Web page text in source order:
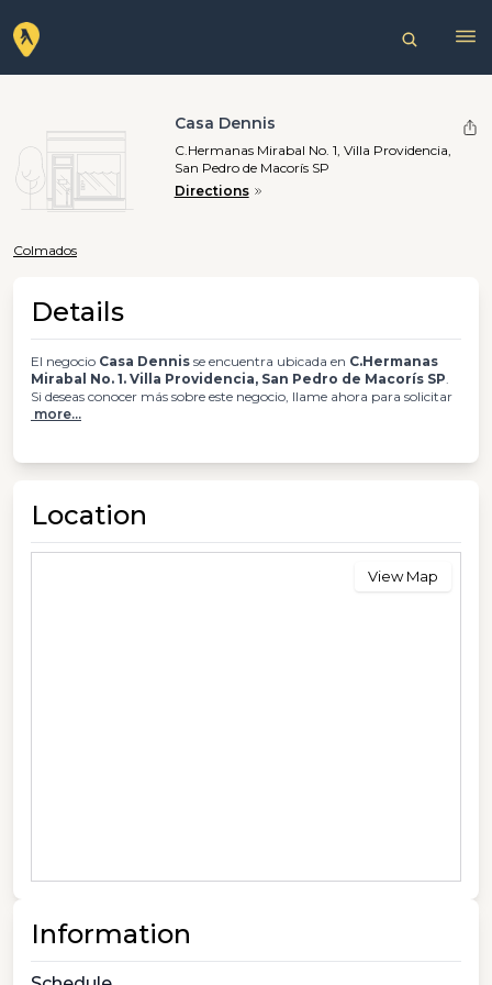
Casa Dennis
C.Hermanas Mirabal No. 1, Villa Providencia,
San Pedro de Macorís SP
Directions
Colmados
Details
El negocio Casa Dennis se encuentra ubicada en C.Hermanas
Mirabal No. 1. Villa Providencia, San Pedro de Macorís SP.
Si deseas conocer más sobre este negocio, llame ahora para solicitar
more...
Location
View Map
Information